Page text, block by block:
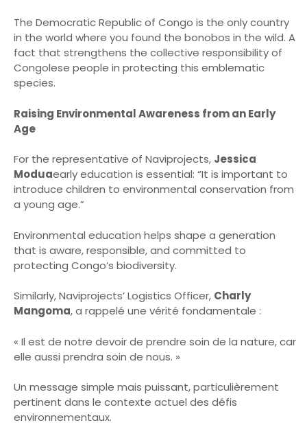
The Democratic Republic of Congo is the only country
in the world where you found the bonobos in the wild. A
fact that strengthens the collective responsibility of
Congolese people in protecting this emblematic
species.
Raising Environmental Awareness from an Early
Age
For the representative of Naviprojects, Jessica
Moduaearly education is essential: “It is important to
introduce children to environmental conservation from
a young age.”
Environmental education helps shape a generation
that is aware, responsible, and committed to
protecting Congo’s biodiversity.
Similarly, Naviprojects’ Logistics Officer, Charly
Mangoma, a rappelé une vérité fondamentale :
« Il est de notre devoir de prendre soin de la nature, car
elle aussi prendra soin de nous. »
Un message simple mais puissant, particulièrement
pertinent dans le contexte actuel des défis
environnementaux.